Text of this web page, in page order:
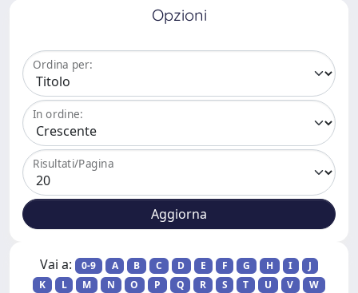
Opzioni
Ordina per:
In ordine:
Risultati/Pagina
Vai a: 0-9 A B C D E F G H I
J
K
L M N O P Q R S T U V
W